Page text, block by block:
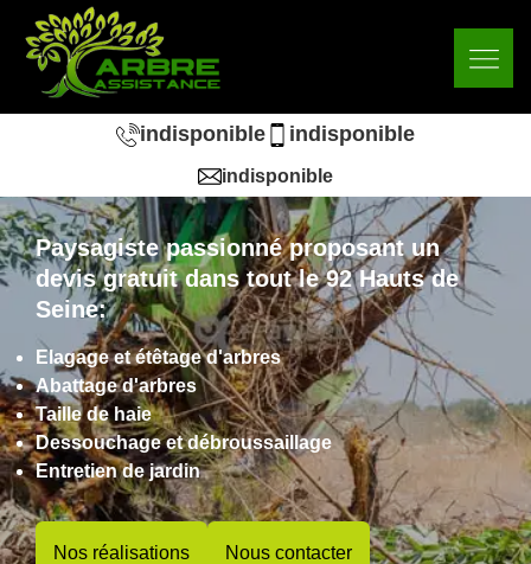
indisponible indisponible
indisponible
Paysagiste passionné proposant un
devis gratuit dans tout le 92 Hauts de
Seine:
Elagage et étêtage d'arbres
Abattage d'arbres
Taille de haie
Dessouchage et débroussaillage
Entretien de jardin
Nos réalisations Nous contacter